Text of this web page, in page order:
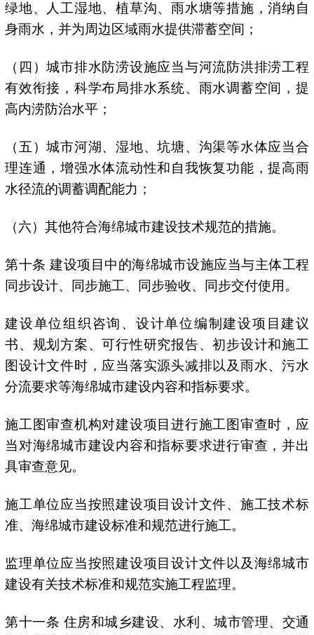
绿地、人工湿地、植草沟、雨水塘等措施，消纳自
身雨水，并为周边区域雨水提供滞蓄空间；
（四）城市排水防涝设施应当与河流防洪排涝工程
有效衔接，科学布局排水系统、雨水调蓄空间，提
高内涝防治水平；
（五）城市河湖、湿地、坑塘、沟渠等水体应当合
理连通，增强水体流动性和自我恢复功能，提高雨
水径流的调蓄调配能力；
（六）其他符合海绵城市建设技术规范的措施。
第十条 建设项目中的海绵城市设施应当与主体工程
同步设计、同步施工、同步验收、同步交付使用。
建设单位组织咨询、设计单位编制建设项目建议
书、规划方案、可行性研究报告、初步设计和施工
图设计文件时，应当落实源头减排以及雨水、污水
分流要求等海绵城市建设内容和指标要求。
施工图审查机构对建设项目进行施工图审查时，应
当对海绵城市建设内容和指标要求进行审查，并出
具审查意见。
施工单位应当按照建设项目设计文件、施工技术标
准、海绵城市建设标准和规范进行施工。
监理单位应当按照建设项目设计文件以及海绵城市
建设有关技术标准和规范实施工程监理。
第十一条 住房和城乡建设、水利、城市管理、交通